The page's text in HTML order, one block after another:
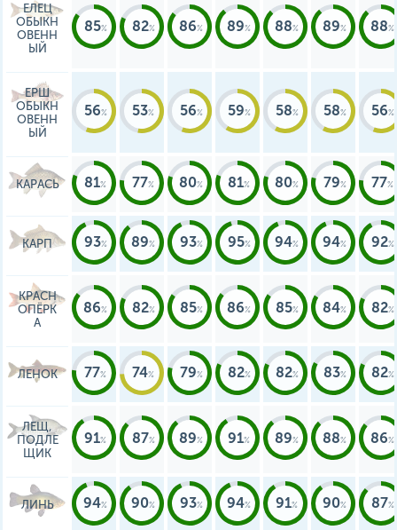
ЕЛЕЦ
ОБЫКН
ОВЕНН
ЫЙ
85 82 86 89 88 89 88
ЕРШ
ОБЫКН
ОВЕНН
ЫЙ
56 53 56 59 58 58 56
КАРАСЬ 81 77 80 81 80 79 77
КАРП 93 89 93 95 94 94 92
КРАСН
ОПЁРК
А
86 82 85 86 85 84 82
ЛЕНОК 77 74 79 82 82 83 82
ЛЕЩ,
ПОДЛЕ
ЩИК
91 87 89 91 89 88 86
ЛИНЬ 94 90 93 94 91 90 87